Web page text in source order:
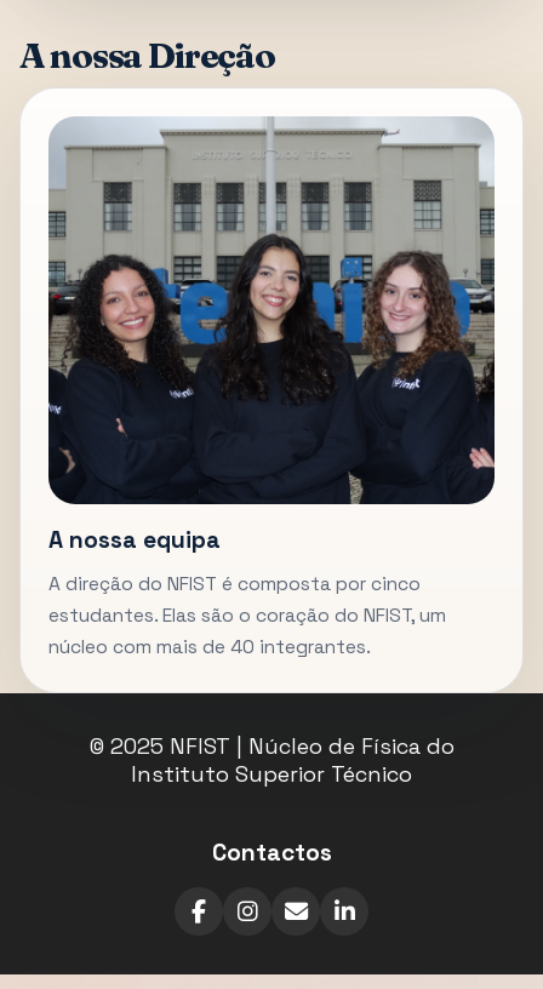
A nossa Direção
A nossa equipa
A direção do NFIST é composta por cinco
estudantes. Elas são o coração do NFIST, um
núcleo com mais de 40 integrantes.
© 2025 NFIST | Núcleo de Física do
Instituto Superior Técnico
Contactos